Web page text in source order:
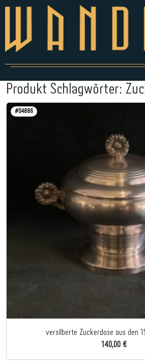
Produkt Schlagwörter:
#04886
versilberte Zuckerdose aus den
140,00 €